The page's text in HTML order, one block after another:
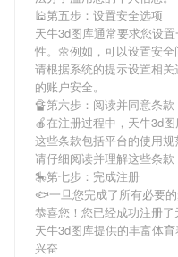
🕌第五步：设置安全选项
天牛3d图库通常要求您设
性。🌼例如，可以设置安全
请根据系统的提示设置相
的账户安全。
🔏第六步：阅读并同意条款
🍎在注册过程中， 天牛3d
这些条款包括平台的使用
请仔细阅读并理解这些条款
🎠第七步：完成注册
🐟一旦您完成了所有必要
恭喜您！您已经成功注册
天牛3d图库提供的丰富体
兴奋